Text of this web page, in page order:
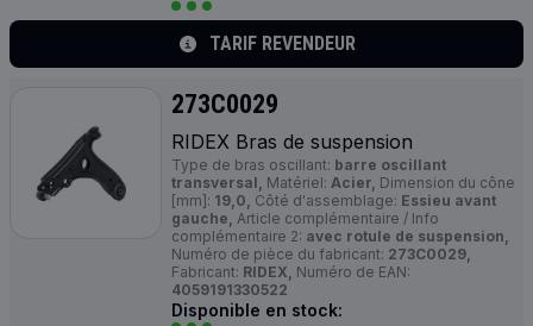
TARIF REVENDEUR
273C0029
RIDEX Bras de suspension
Type de bras oscillant: barre oscillant
transversal, Matériel: Acier, Dimension du cône
[mm]: 19,0, Côté d'assemblage: Essieu avant
gauche, Article complémentaire / Info
complémentaire 2: avec rotule de suspension,
Numéro de pièce du fabricant: 273C0029,
Fabricant: RIDEX, Numéro de EAN:
4059191330522
Disponible en stock: